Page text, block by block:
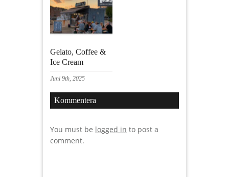
Gelato, Coffee &
Ice Cream
Juni 9th, 2025
Kommentera
You must be logged in to post a
comment.